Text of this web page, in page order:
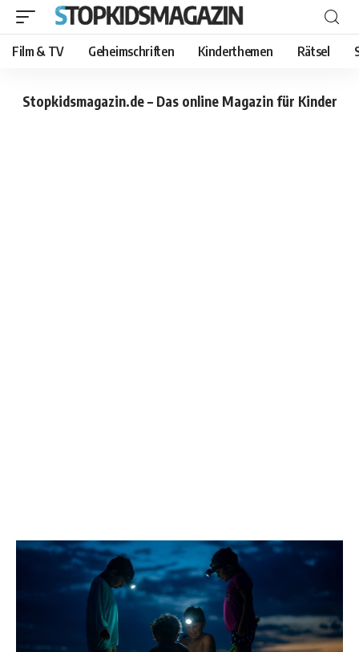
Film & TV Geheimschriften Kinderthemen Rätsel
Stopkidsmagazin.de – Das online Magazin für Kinder